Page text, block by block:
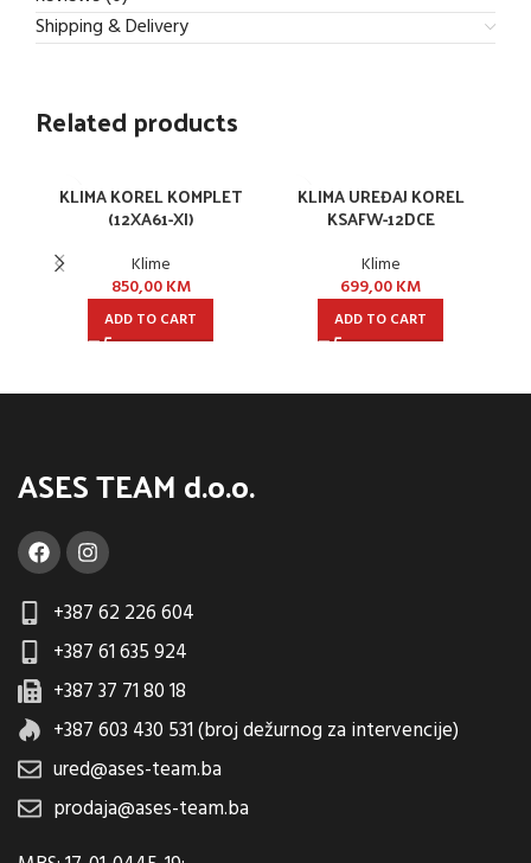
Shipping & Delivery
Related products
KLIMA KOREL KOMPLET
(12XA61-XI)
Klime
850,00KM
ADD TO CART
KLIMA UREĐAJ KOREL
KSAFW-12DCE
Klime
699,00KM
ADD TO CART
ASES TEAM d.o.o.
+387 62 226 604
+387 61 635 924
+387 37 71 80 18
+387 603 430 531 (broj dežurnog za intervencije)
ured@ases-team.ba
prodaja@ases-team.ba